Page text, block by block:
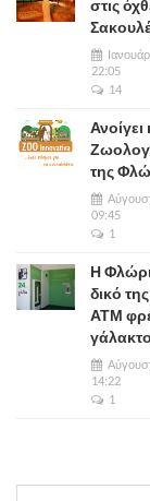
στις
22:05
14
Ανοίγει
της
09:45
1
Η
δικό
ΑΤΜ
14:22
1